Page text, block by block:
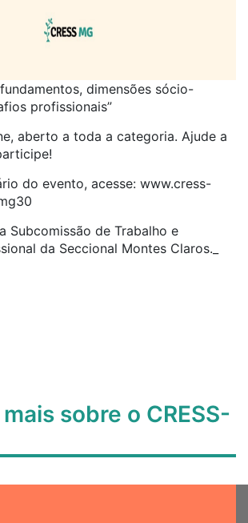
dimensões sócio-
profissionais”
aberto a toda a categoria. Ajude a
do evento, acesse: www.cress-
Subcomissão de Trabalho e
da Seccional Montes Claros._
sobre o CRESS-